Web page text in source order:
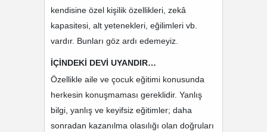
kendisine özel kişilik özellikleri, zekâ
kapasitesi, alt yetenekleri, eğilimleri vb.
vardır. Bunları göz ardı edemeyiz.
İÇİNDEKİ DEVİ UYANDIR…
Özellikle aile ve çocuk eğitimi konusunda
herkesin konuşmaması gereklidir. Yanlış
bilgi, yanlış ve keyifsiz eğitimler; daha
sonradan kazanılma olasılığı olan doğruları